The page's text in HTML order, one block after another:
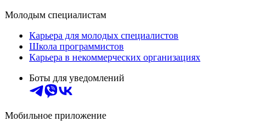
Молодым специалистам
Карьера для молодых специалистов
Школа программистов
Карьера в некоммерческих организациях
Боты для уведомлений
Мобильное приложение